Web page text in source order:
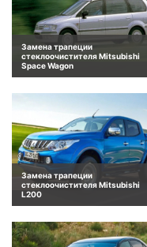
Замена трапеции
стеклоочистителя Mitsubishi
Space Wagon
Замена трапеции
стеклоочистителя Mitsubishi
L200